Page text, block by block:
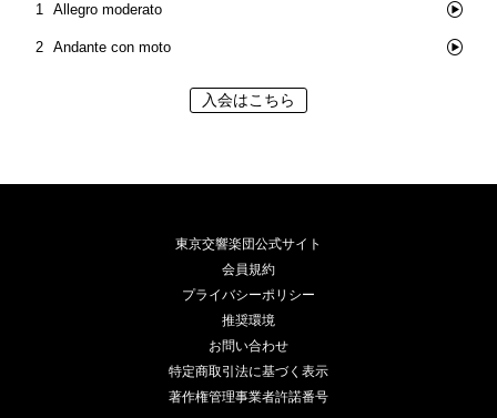
1 Allegro moderato
2 Andante con moto
入会はこちら
東京交響楽団公式サイト
会員規約
プライバシーポリシー
推奨環境
お問い合わせ
特定商取引法に基づく表示
著作権管理事業者許諾番号